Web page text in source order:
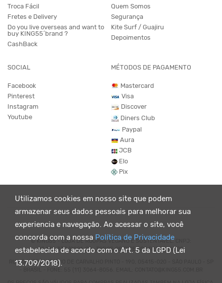
Utilizamos cookies em nosso site que podem
armazenar seus dados pessoais para melhorar sua
experiencia e navegação. Ao acessar o site, você
concorda com a nossa Política de Privacidade
estabelecida de acordo com o Art. 5 da LGPD (Lei
13.709/2018).
Troca Fácil
Fretes e Delivery
Do you live overseas and want to
buy KING55´brand ?
CashBack
Quem Somos
Segurança
Kite Surf / Guajiru
Depoimentos
SOCIAL
Facebook
Pinterest
Instagram
Youtube
MÉTODOS DE PAGAMENTO
Mastercard
Visa
Discover
Diners Club
Paypal
Aura
JCB
Elo
Pix
© KING55 - LOJA DE ROUPAS VEGANO E SUSTENTÁVEL. CNPJ:
07.438.330/0001-02 . TODOS OS DIREITOS RESERVADOS.
RUA DOUTOR VIRGÍLIO DE CARVALHO PINTO - 190, 05415-020 - SÃO PAULO - SP